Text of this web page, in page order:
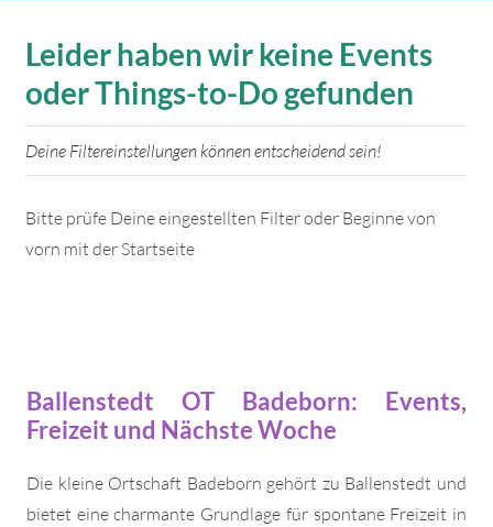
Leider haben wir keine Events
oder Things-to-Do gefunden
Deine Filtereinstellungen können entscheidend sein!
Bitte prüfe Deine eingestellten Filter oder Beginne von
vorn mit der Startseite
Ballenstedt OT Badeborn: Events,
Freizeit und Nächste Woche
Die kleine Ortschaft Badeborn gehört zu Ballenstedt und
bietet eine charmante Grundlage für spontane Freizeit in